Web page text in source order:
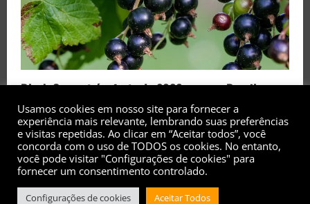
Black Currant é a fruta de 2026 rara no Brasil
Redação MC 0
Copyright© 2017 - 2026 - Todos os direitos
Usamos cookies em nosso site para fornecer a
experiência mais relevante, lembrando suas preferências
e visitas repetidas. Ao clicar em “Aceitar todos”, você
concorda com o uso de TODOS os cookies. No entanto,
você pode visitar "Configurações de cookies" para
fornecer um consentimento controlado.
Configurações de cookies Aceitar Todos